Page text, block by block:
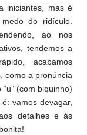
iniciantes, mas é
do ridículo.
ao nos
tendemos a
acabamos
como a pronúncia
(com biquinho)
vamos devagar,
detalhes e às